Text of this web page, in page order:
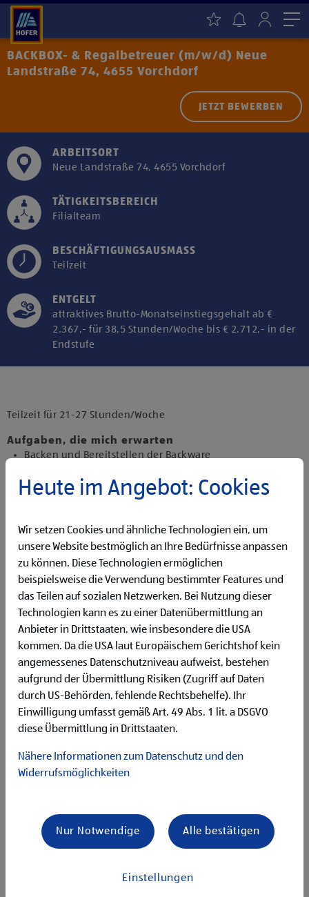
BACKBOX- & Regalbetreuer (m/w/d) Neue
Landstraße 74, 4655 Vorchdorf
JETZT BEWERBEN
ARBEITSORT
Neue Landstraße 74, 4655 Vorchdorf
TÄTIGKEITSBEREICH
Filialteam
BESCHÄFTIGUNGSAUSMASS
Teilzeit
ENTGELT
attraktives Brutto-Monatseinstiegsgehalt ab €
2.367,- für 38,5 Stunden/Woche bis € 2.712,- in der
Endstufe
Drittanbietern zu, um diesen Inhalt
Teilzeit für 21-27 Stunden/Woche
Aufgaben, die mich erwarten
Backen und Bereitstellen der Backware
Präsentieren von Obst und Gemüse sowie Durchführen
von Qualitätskontrollen
Reinigen der Filiale
Betreuen der Pfandrückgabeautomaten
Qualifikationen, die ich mitbringe
Flexibilität für Früh- und Spätdienste (Montag bis
Begeisterung im Handel zu arbeiten und den
Unternehmenserfolg mitzugestalten
Freude an der Arbeit im Team für ein motiviertes
Miteinander
Bereitschaft zu körperlich anspruchsvollen Tätigkeiten
freundlich im Umgang mit Kund:innen für eine
angenehme Einkaufsatmosphäre
zuverlässige und organisierte Arbeitsweise zur
Angebote, die mich überzeugen
vielseitiges Tätigkeitsfeld
umfangreiche Einarbeitung und individuelles
Onboarding
Heute im Angebot: Cookies
Wir setzen Cookies und ähnliche Technologien ein, um
unsere Website bestmöglich an Ihre Bedürfnisse anpassen
zu können. Diese Technologien ermöglichen
beispielsweise die Verwendung bestimmter Features und
das Teilen auf sozialen Netzwerken. Bei Nutzung dieser
Technologien kann es zu einer Datenübermittlung an
Anbieter in Drittstaaten, wie insbesondere die USA
kommen. Da die USA laut Europäischem Gerichtshof kein
angemessenes Datenschutzniveau aufweist, bestehen
aufgrund der Übermittlung Risiken (Zugriff auf Daten
durch US-Behörden, fehlende Rechtsbehelfe). Ihr
Einwilligung umfasst gemäß Art. 49 Abs. 1 lit. a DSGVO
diese Übermittlung in Drittstaaten.
Nähere Informationen zum Datenschutz und den
Widerrufsmöglichkeiten
Einstellungen
Nur Notwendige Alle bestätigen